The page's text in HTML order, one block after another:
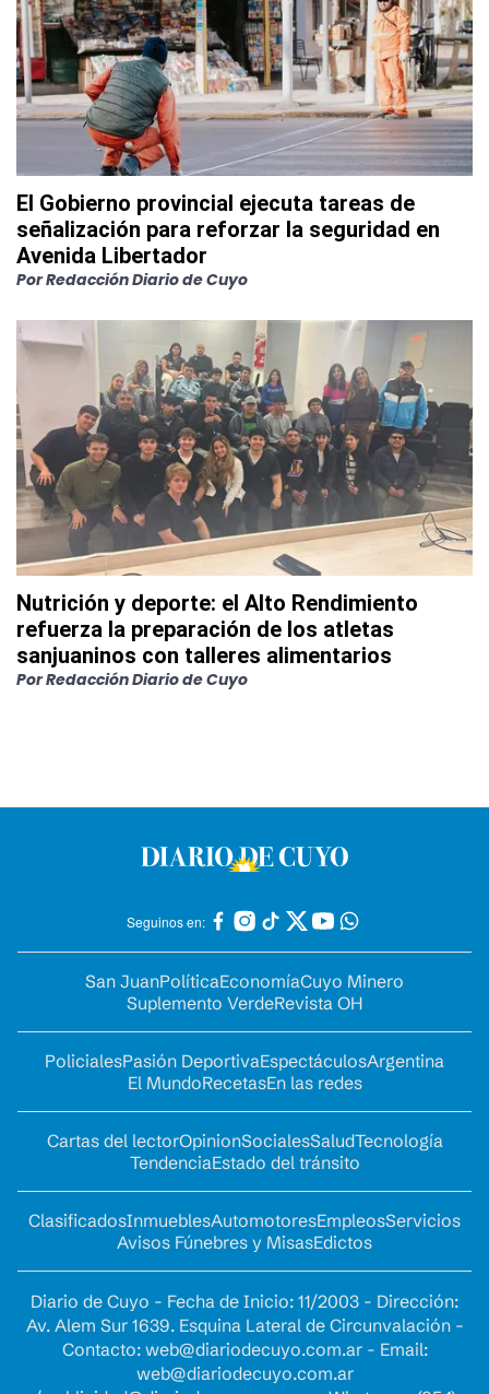
El Gobierno provincial ejecuta tareas de
señalización para reforzar la seguridad en
Avenida Libertador
PorRedacción Diario de Cuyo
Nutrición y deporte: el Alto Rendimiento
refuerza la preparación de los atletas
sanjuaninos con talleres alimentarios
PorRedacción Diario de Cuyo
Seguinos en:
San JuanPolíticaEconomíaCuyo Minero
Suplemento VerdeRevista OH
PolicialesPasión DeportivaEspectáculosArgentina
El MundoRecetasEn las redes
Cartas del lectorOpinionSocialesSaludTecnología
TendenciaEstado del tránsito
ClasificadosInmueblesAutomotoresEmpleosServicios
Avisos Fúnebres y MisasEdictos
Diario de Cuyo - Fecha de Inicio: 11/2003 - Dirección:
Av. Alem Sur 1639. Esquina Lateral de Circunvalación -
Contacto: web@diariodecuyo.com.ar- Email:
web@diariodecuyo.com.ar